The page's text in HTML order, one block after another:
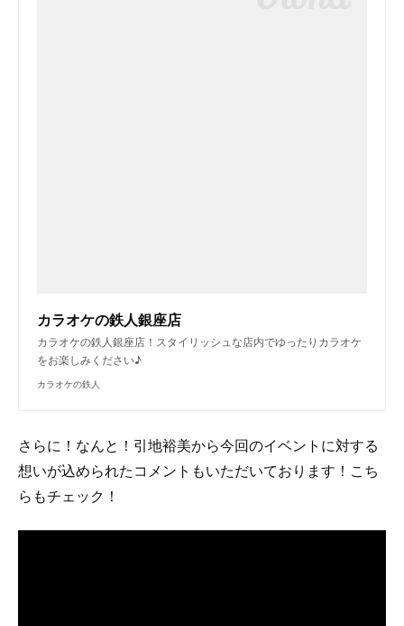
カラオケの鉄人銀座店
カラオケの鉄人銀座店！スタイリッシュな店内でゆったりカラオケ
をお楽しみください♪
カラオケの鉄人
さらに！なんと！引地裕美から今回のイベントに対する
想いが込められたコメントもいただいております！こち
らもチェック！